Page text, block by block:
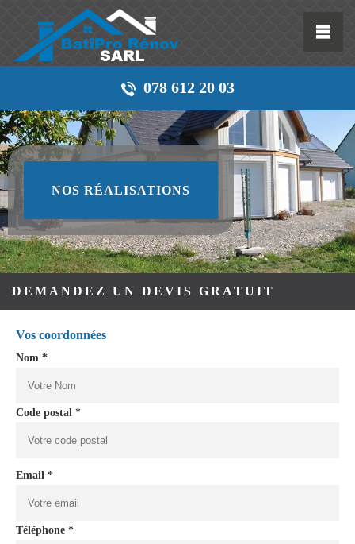
078 612 20 03
NOS RÉALISATIONS
DEMANDEZ UN DEVIS GRATUIT
Vos coordonnées
Nom *
Code postal *
Email *
Téléphone *